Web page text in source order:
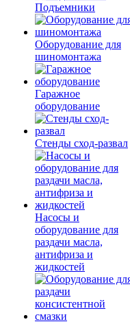
Подъемники
Оборудование для
шиномонтажа
Гаражное
оборудование
Стенды сход-развал
Насосы и
оборудование для
раздачи масла,
антифриза и
жидкостей